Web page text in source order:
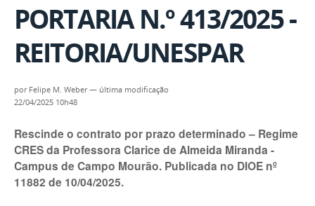
PORTARIA N.º 413/2025 -
REITORIA/UNESPAR
por Felipe M. Weber— última modificação
22/04/2025 10h48
Rescinde o contrato por prazo determinado – Regime
CRES da Professora Clarice de Almeida Miranda -
Campus de Campo Mourão. Publicada no DIOE nº
11882 de 10/04/2025.